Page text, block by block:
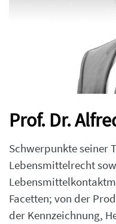
Prof. Dr.
Schwerpunkte seiner
Lebensmittelrecht
Facetten; von der
der Kennzeichnung,